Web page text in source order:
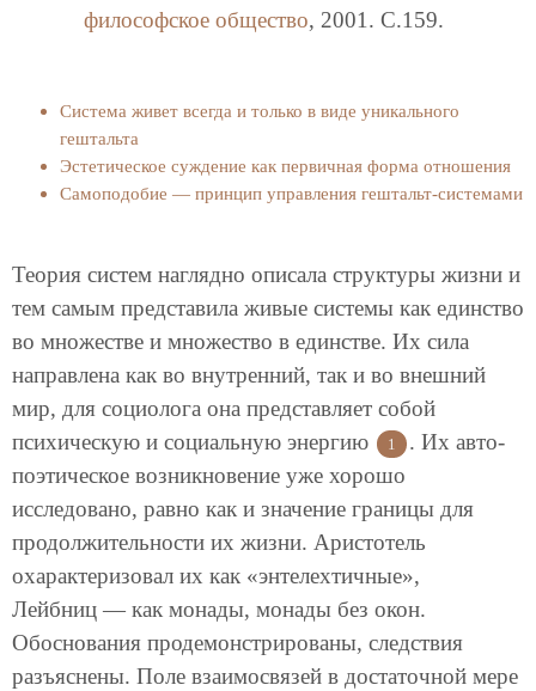
философское общество, 2001. C.159.
Система живет всегда и только в виде уникального
гештальта
Эстетическое суждение как первичная форма отношения
Самоподобие — принцип управления гештальт-системами
Теория систем наглядно описала структуры жизни и
тем самым представила живые системы как единство
во множестве и множество в единстве. Их сила
направлена как во внутренний, так и во внешний
мир, для социолога она представляет собой
психическую и социальную энергию
1
. Их авто-
поэтическое возникновение уже хорошо
исследовано, равно как и значение границы для
продолжительности их жизни. Аристотель
охарактеризовал их как «энтелехтичные»,
Лейбниц — как монады, монады без окон.
Обоснования продемонстрированы, следствия
разъяснены. Поле взаимосвязей в достаточной мере